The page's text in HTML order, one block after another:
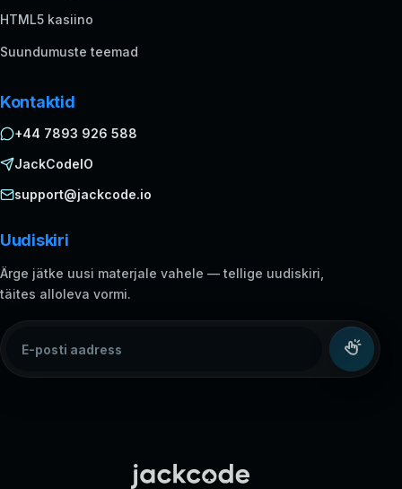
HTML5 kasiino
Suundumuste teemad
Kontaktid
+44 7893 926 588
JackCodeIO
support@jackcode.io
Uudiskiri
Ärge jätke uusi materjale vahele — tellige uudiskiri,
täites alloleva vormi.